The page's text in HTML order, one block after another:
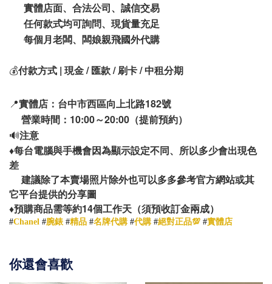
實體店面、合法公司、誠信交易
任何款式均可詢問、現貨量充足
每個月老闆、闆娘親飛國外代購
💰付款方式 | 現金 / 匯款 / 刷卡 / 中租分期
📍實體店：台中市西區向上北路182號
營業時間：10:00～20:00（提前預約）
🔊注意
♦️每台電腦與手機會因為顯示設定不同、所以多少會出現色
差
建議除了本賣場照片除外也可以多多參考官方網站或其
它平台提供的分享圖
♦️預購商品需等約14個工作天（須預收訂金兩成）
#Chanel #腕錶 #精品 #名牌代購 #代購 #絕對正品💯 #實體店
你還會喜歡